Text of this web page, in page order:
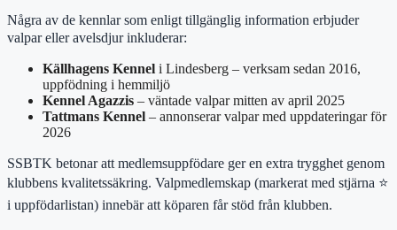
Några av de kennlar som enligt tillgänglig information erbjuder
valpar eller avelsdjur inkluderar:
Källhagens Kennel i Lindesberg – verksam sedan 2016,
uppfödning i hemmiljö
Kennel Agazzis – väntade valpar mitten av april 2025
Tattmans Kennel – annonserar valpar med uppdateringar för
2026
SSBTK betonar att medlemsuppfödare ger en extra trygghet genom
klubbens kvalitetssäkring. Valpmedlemskap (markerat med stjärna ⭐
i uppfödarlistan) innebär att köparen får stöd från klubben.